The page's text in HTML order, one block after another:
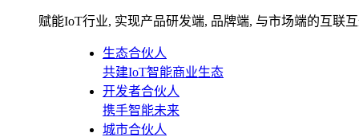
赋能IoT行业, 实现产品研发端, 品牌端, 与市场端的互联
生态合伙人
共建IoT智能商业生态
开发者合伙人
携手智能未来
城市合伙人